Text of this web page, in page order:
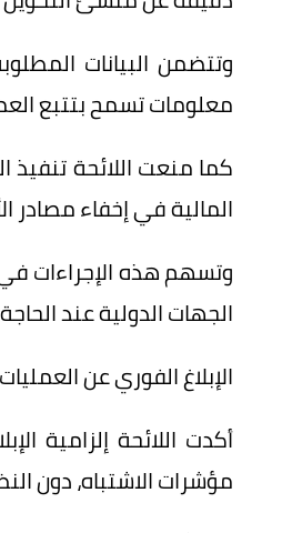
وتتضمن البيانات
معلومات تسمح بتتبع
كما منعت اللائحة تنفيذ
المالية في إخفاء مصادر
وتسهم هذه الإجراءات
الجهات الدولية عند
الإبلاغ الفوري عن
أكدت اللائحة إلزامية
مؤشرات الاشتباه، دون